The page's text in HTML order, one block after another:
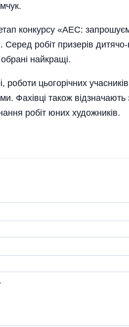
конкурсу «АЕС:
Серед робіт призерів
найкращі.
цьогорічних
Фахівці також
робіт юних художників.